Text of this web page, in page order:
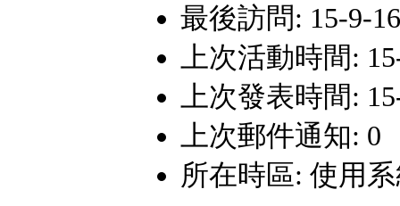
最後訪問: 15-9-
上次活動時間:
上次發表時間:
上次郵件通知: 0
所在時區: 使用